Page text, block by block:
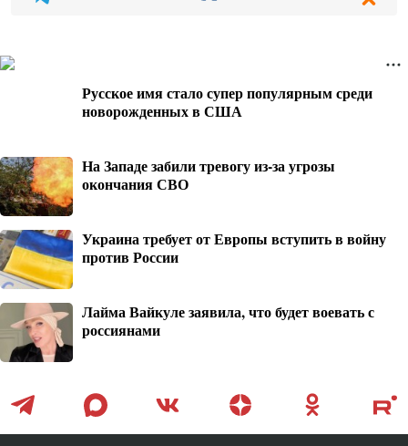
Русское имя стало супер популярным среди
новорожденных в США
На Западе забили тревогу из-за угрозы
окончания СВО
Украина требует от Европы вступить в войну
против России
Лайма Вайкуле заявила, что будет воевать с
россиянами